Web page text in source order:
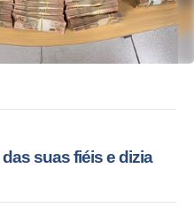
suas fiéis e dizia